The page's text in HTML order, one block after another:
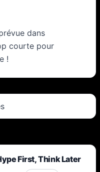
dans
courte pour
!
First, Think Later